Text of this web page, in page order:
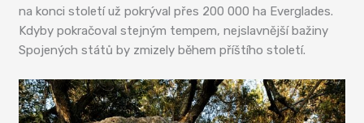
na konci století už pokrýval přes 200 000 ha Everglades.
Kdyby pokračoval stejným tempem, nejslavnější bažiny
Spojených států by zmizely během příštího století.